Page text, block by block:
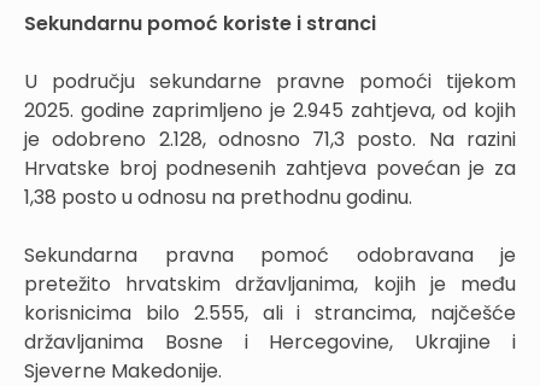
Sekundarnu pomoć koriste i stranci
U području sekundarne pravne pomoći tijekom
2025. godine zaprimljeno je 2.945 zahtjeva, od kojih
je odobreno 2.128, odnosno 71,3 posto. Na razini
Hrvatske broj podnesenih zahtjeva povećan je za
1,38 posto u odnosu na prethodnu godinu.
Sekundarna pravna pomoć odobravana je
pretežito hrvatskim državljanima, kojih je među
korisnicima bilo 2.555, ali i strancima, najčešće
državljanima Bosne i Hercegovine, Ukrajine i
Sjeverne Makedonije.